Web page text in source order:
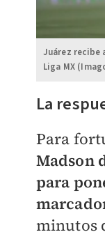
Juárez recibe
Liga MX
La
Para
Madson
para
minutos